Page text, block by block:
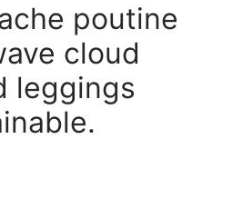
poutine
cloud
leggings